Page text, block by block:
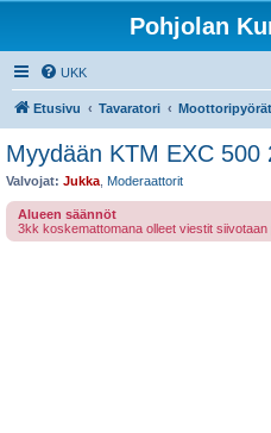
Pohjolan
UKK
Etusivu Tavaratori Moottoripyörät
Myydään KTM EXC 500
Valvojat: Jukka Moderaattorit
Alueen säännöt
3kk koskemattomana olleet viestit siivotaan